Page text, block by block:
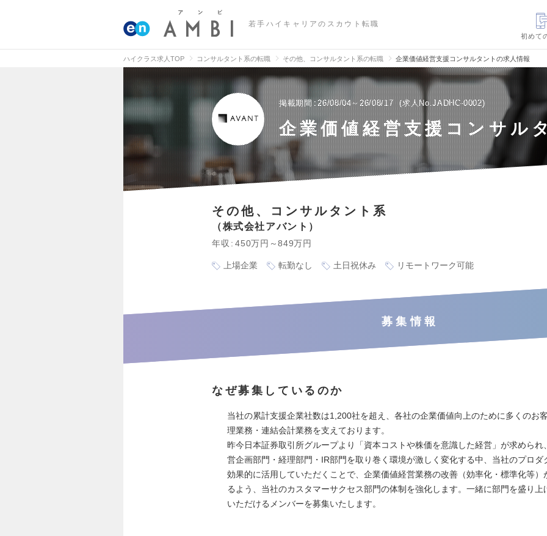
若手ハイキャリアのスカウト転職
初めて
ハイクラス求人TOP コンサルタント系の転職 その他、コンサルタント系の転職 企業価値経営支援コンサルタントの求人情報
掲載期間 26/08/04～26/08/17 求人No.JADHC-0002
企業価値経営支援コンサル
その他、コンサルタント系
株式会社アバント
年収 450万円～849万円
上場企業 転勤なし 土日祝休み リモートワーク可能
募集情報
なぜ募集しているのか
当社の累計支援企業社数は1,200社を超え、各社の企業価値向上のために多くのお
理業務・連結会計業務を支えております。
昨今日本証券取引所グループより「資本コストや株価を意識した経営」が求められ
営企画部門・経理部門・IR部門を取り巻く環境が激しく変化する中、当社のプロダ
効果的に活用していただくことで、企業価値経営業務の改善（効率化・標準化等）
るよう、当社のカスタマーサクセス部門の体制を強化します。一緒に部門を盛り上
いただけるメンバーを募集いたします。